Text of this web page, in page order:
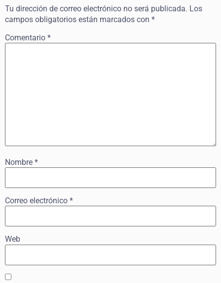
Tu dirección de correo electrónico no será publicada. Los
campos obligatorios están marcados con *
Comentario *
Nombre *
Correo electrónico *
Web